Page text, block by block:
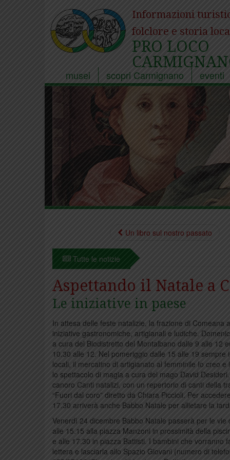
Informazioni
folclore e storia
PRO LOCO
musei scopri Carmignano eventi
Un libro sul nostro passato
Tutte le notizie
Aspettando il Natale a
Le iniziative in paese
In attesa delle feste natalizie, la frazione di
iniziative gastronomiche, artigianali e ludiche.
a cura del Biodistretto del Montalbano dalle 9 alle 12
10.30 alle 12. Nel pomeriggio dalle 15 alle 19
locali, il mercatino di artigianato al femminile Io creo
lo spettacolo di magia a cura del mago David
canoro Canti natalizi, con un repertorio di canti della
“Fuori dal coro” diretto da Chiara Piccioli. Per
17.30 arriverà anche Babbo Natale per allietare la
Venerdì 24 dicembre Babbo Natale passerà per le
alle 15.15 alla piazza Manzoni in prossimità della
e alle 17.30 in piazza Battisti. I bambini che vorranno
lettera e lasciarla allo Spazio Giovani (numero di